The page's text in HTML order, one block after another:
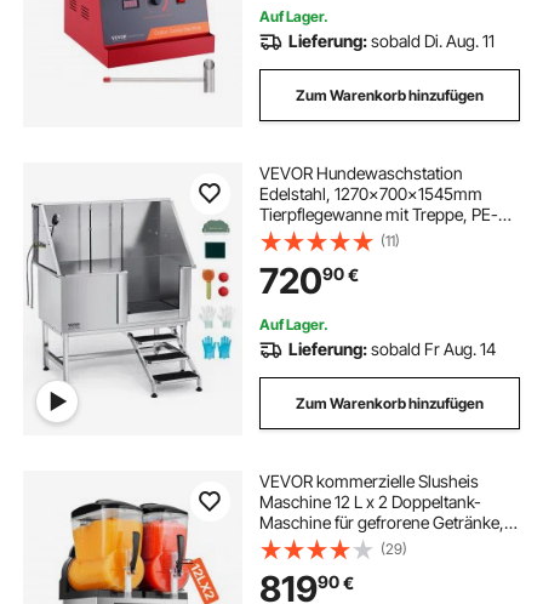
Auf Lager.
Lieferung:sobald Di. Aug. 11
Zum Warenkorb hinzufügen
VEVOR Hundewaschstation
Edelstahl, 1270x700x1545mm
Tierpflegewanne mit Treppe, PE-
Wasserfilterplatte, Wasserhahn,
Duschkopf & Seifenhalter, für große,
mittelgroße & kleine Haustiere
(rechte Tür)
(11)
72090€
Auf Lager.
Lieferung:sobald Fr Aug. 14
Zum Warenkorb hinzufügen
VEVOR kommerzielle Slusheis
Maschine 12 L x 2 Doppeltank-
Maschine für gefrorene Getränke,
96 Tassen Edelstahl Slush-Eis-
Maschine mit Tastenfeld Softeis
Maker für Partys Restaurants Cafés
(29)
81990€